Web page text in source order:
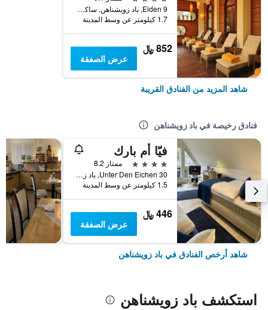
Eiden 9, باد زويشناهن, ساكسونيا السفلى, ألمانيا
1.7 كيلومتر عن وسط المدينة
852 ﷼
عرض الصفقة
شاهد المزيد من الفنادق القريبة
فنادق رخيصة في باد زويشناهن
فيّا أم بارك
4 نجوم
ممتاز 8.2
Unter Den Eichen 30, باد زويشناهن, ساكسونيا السفلى, ألمانيا
1.5 كيلومتر عن وسط المدينة
446 ﷼
عرض الصفقة
شاهد أرخص الفنادق في باد زويشناهن
استكشف باد زويشناهن